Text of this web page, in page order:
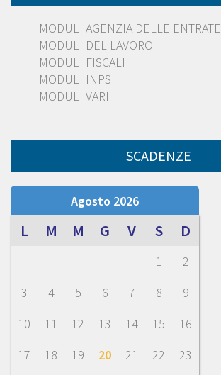
MODULI AGENZIA DELLE ENTRATE
MODULI DEL LAVORO
MODULI FISCALI
MODULI INPS
MODULI VARI
SCADENZE
Agosto 2026
L M M G V S D
1
2
3
4 5 6 7 8
9
10
11 12 13 14 15
16
17
18 19 20 21 22
23